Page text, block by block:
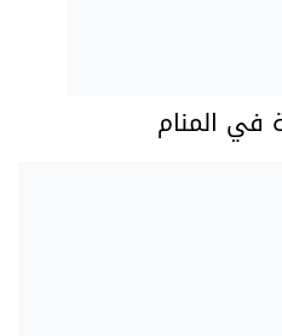
في المنام